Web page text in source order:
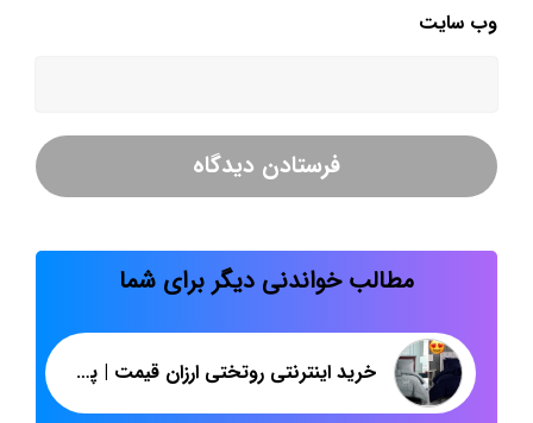
وب‌ سایت
مطالب خواندنی دیگر برای شما
خرید اینترنتی روتختی ارزان قیمت | پخش عمده روتختی چهل تکه | پاندا